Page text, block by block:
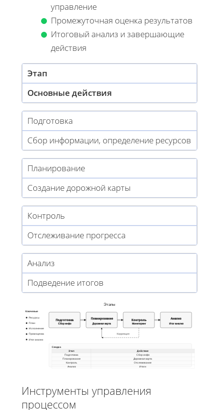
управление
Промежуточная оценка результатов
Итоговый анализ и завершающие
действия
Этап
Основные действия
Подготовка
Сбор информации, определение ресурсов
Планирование
Создание дорожной карты
Контроль
Отслеживание прогресса
Анализ
Подведение итогов
Этапы
Ключевые
Ресурсы
План
Исполнение
Пром оценка
Итог анализ
Подготовка
Сбор инфо
Планирование
Дорожная карта
Контроль
Мониторинг
Анализ
Итог анализ
Коррекция
Сводка
Этап
Действие
Подготовка
Сбор инфо
Планирование
Дорожная карта
Контроль
Отслеживание
Анализ
Итоги
Инструменты управления
процессом